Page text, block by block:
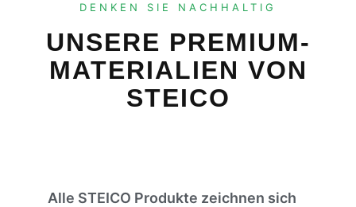
DENKEN SIE NACHHALTIG
UNSERE PREMIUM-
MATERIALIEN VON
STEICO
Alle STEICO Produkte zeichnen sich